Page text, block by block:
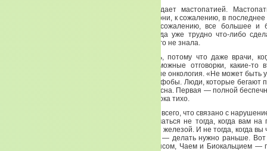
Фактически сейчас каждая женщина страдает мастопатией.
тяжести. Эти мастопатии чреваты тем, что они, к сожалению, в
больше переходят в онкозаболевания. К сожалению, все большее и
женщин спохватываются очень поздно, когда уже трудно что-либо
поверю, если мне говорят, что женщина ничего не знала.
Мы знаем, но мы отгоняем от себя мысль, потому что даже врачи,
онкозаболевания, начинают искать всевозможные отговорки, какие-то
которые укрепляют их в сознании, что у них не онкология. «Не может быть
другая сторона этой медали — есть канцерофобы. Люди, которые бегают
ищут рак. И та, и другая часть пациентов опасна. Первая — полной
своего организма. Вторая — не кличь лихо, пока тихо.
Итак, профилактика и лечение мастопатии и всего, что связано с
половой сферы. Этим надо начинать заниматься не тогда, когда вам на
сказали, что у вас есть проблемы с молочной железой. И не тогда, когда вы
груди, тяжесть в нижнем этаже. Это поздно — делать нужно раньше.
зиму, будьте любезны — наряду с Кордицепсом, Чаем и Биокальцием —